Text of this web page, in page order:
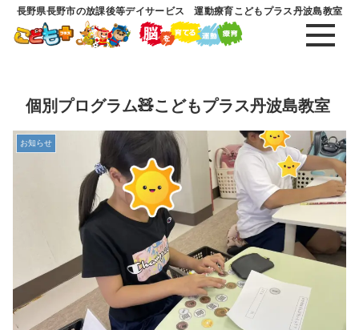
長野県長野市の放課後等デイサービス 運動療育こどもプラス丹波島教室
個別プログラム🧸こどもプラス丹波島教室
お知らせ